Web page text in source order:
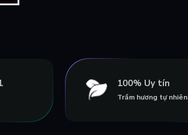
100% Uy tín
Trầm hương tự nhiên